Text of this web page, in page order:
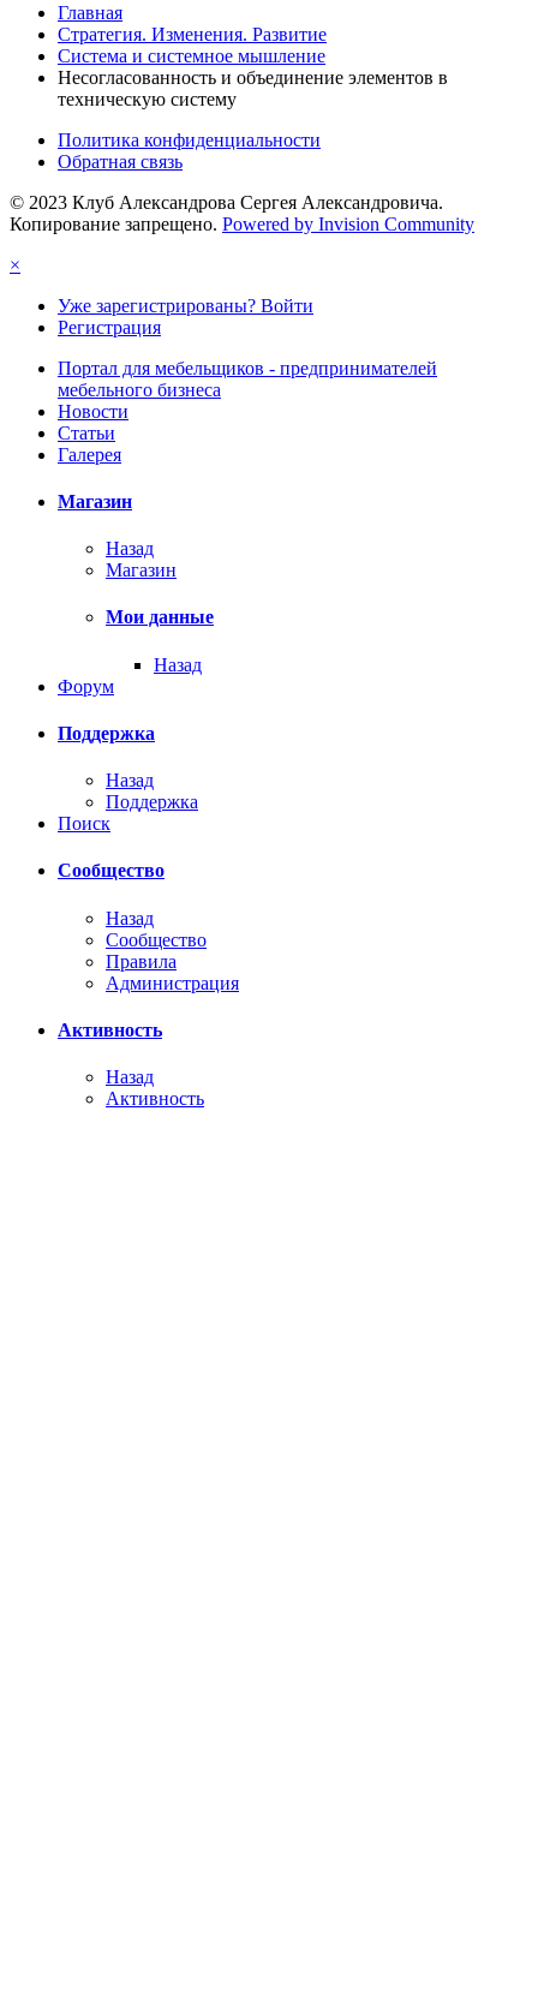
Главная
Стратегия. Изменения. Развитие
Система и системное мышление
Несогласованность и объединение элементов в
техническую систему
Политика конфиденциальности
Обратная связь
© 2023 Клуб Александрова Сергея Александровича.
Копирование запрещено. Powered by Invision Community
×
Уже зарегистрированы? Войти
Регистрация
Портал для мебельщиков - предпринимателей
мебельного бизнеса
Новости
Статьи
Галерея
Магазин
Назад
Магазин
Мои данные
Назад
Форум
Поддержка
Назад
Поддержка
Поиск
Сообщество
Назад
Сообщество
Правила
Администрация
Активность
Назад
Активность